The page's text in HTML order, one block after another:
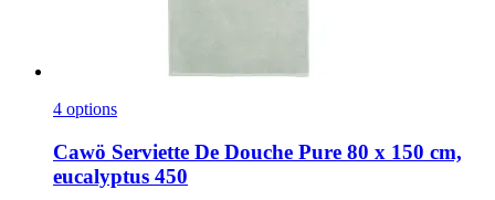
4 options
Cawö Serviette De Douche Pure 80 x 150 cm,
eucalyptus 450